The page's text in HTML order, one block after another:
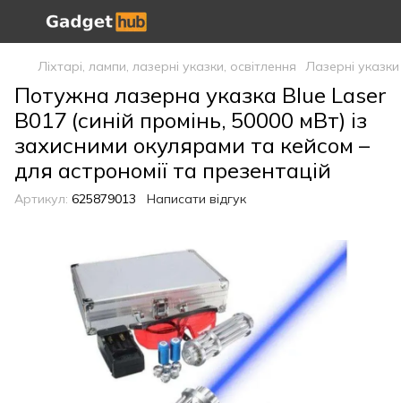
Ліхтарі, лампи, лазерні указки, освітлення Лазерні указки
Потужна лазерна указка Blue Laser
B017 (синій промінь, 50000 мВт) із
захисними окулярами та кейсом –
для астрономії та презентацій
Артикул: 625879013 Написати відгук